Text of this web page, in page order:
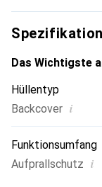
die Marke
anspruchsvolle
Das Wichtigste
Hüllentyp
Backcover i
Funktionsumfang
Aufprallschutz i